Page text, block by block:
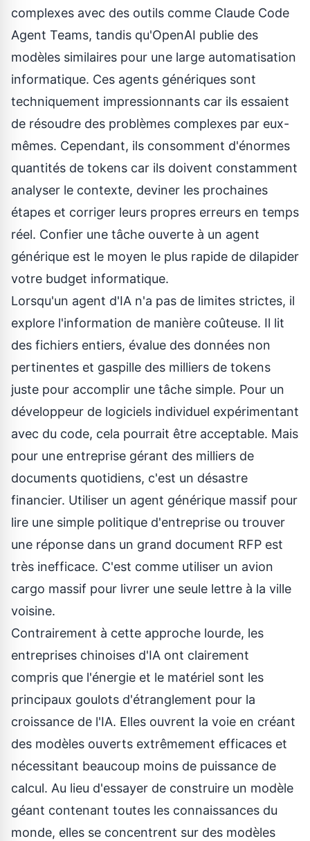
complexes avec des outils comme Claude Code
Agent Teams, tandis qu'OpenAI publie des
modèles similaires pour une large automatisation
informatique. Ces agents génériques sont
techniquement impressionnants car ils essaient
de résoudre des problèmes complexes par eux-
mêmes. Cependant, ils consomment d'énormes
quantités de tokens car ils doivent constamment
analyser le contexte, deviner les prochaines
étapes et corriger leurs propres erreurs en temps
réel. Confier une tâche ouverte à un agent
générique est le moyen le plus rapide de dilapider
votre budget informatique.
Lorsqu'un agent d'IA n'a pas de limites strictes, il
explore l'information de manière coûteuse. Il lit
des fichiers entiers, évalue des données non
pertinentes et gaspille des milliers de tokens
juste pour accomplir une tâche simple. Pour un
développeur de logiciels individuel expérimentant
avec du code, cela pourrait être acceptable. Mais
pour une entreprise gérant des milliers de
documents quotidiens, c'est un désastre
financier. Utiliser un agent générique massif pour
lire une simple politique d'entreprise ou trouver
une réponse dans un grand document RFP est
très inefficace. C'est comme utiliser un avion
cargo massif pour livrer une seule lettre à la ville
voisine.
Contrairement à cette approche lourde, les
entreprises chinoises d'IA ont clairement
compris que l'énergie et le matériel sont les
principaux goulots d'étranglement pour la
croissance de l'IA. Elles ouvrent la voie en créant
des modèles ouverts extrêmement efficaces et
nécessitant beaucoup moins de puissance de
calcul. Au lieu d'essayer de construire un modèle
géant contenant toutes les connaissances du
monde, elles se concentrent sur des modèles